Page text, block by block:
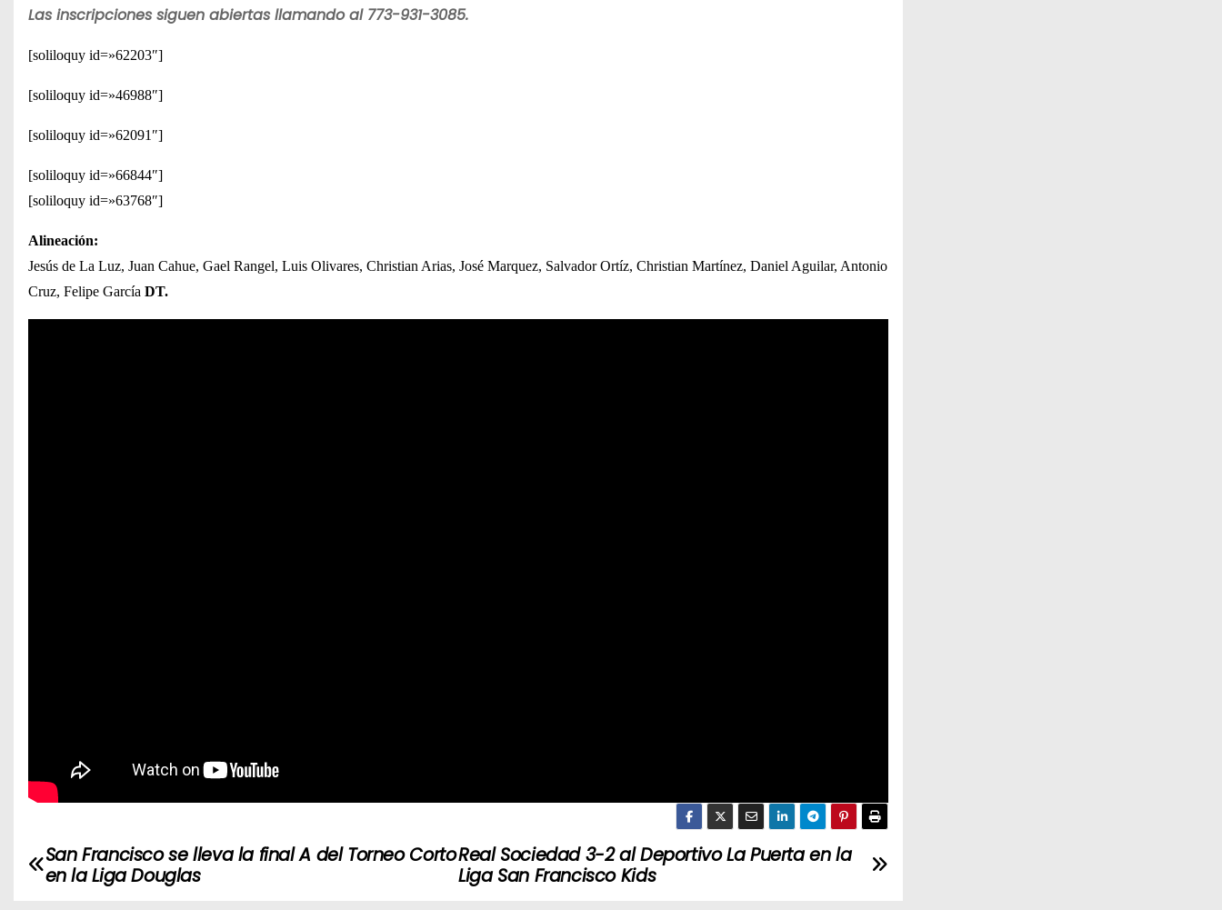
Las inscripciones siguen abiertas llamando al 773-931-3085.
[soliloquy id=»62203″]
[soliloquy id=»46988″]
[soliloquy id=»62091″]
[soliloquy id=»66844″]
[soliloquy id=»63768″]
Alineación:
Jesús de La Luz, Juan Cahue, Gael Rangel, Luis Olivares, Christian Arias, José Marquez, Salvador Ortíz, Christian Martínez, Daniel Aguilar, Antonio
Cruz, Felipe García DT.
N
Real Sociedad 3-2 al Deportivo La Puerta en la
Liga San Francisco Kids
San Francisco se lleva la final A del Torneo Corto
en la Liga Douglas